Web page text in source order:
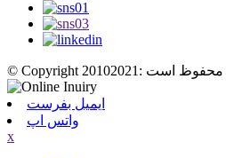
ایمیل بفرست
واتس اپ
x